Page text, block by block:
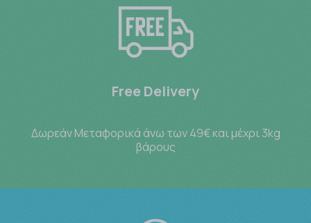
Free Delivery
Δωρεάν Μεταφορικά άνω των 49€ και μέχρι 3kg
βάρους